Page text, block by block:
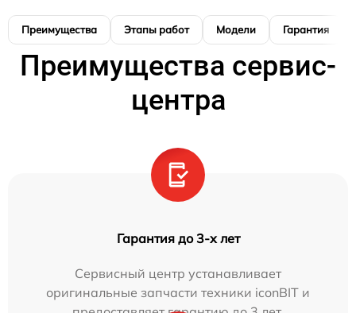
Преимущества Этапы работ Модели Гарантия
Преимущества сервис-
центра
Гарантия до 3-х лет
Сервисный центр устанавливает
оригинальные запчасти техники iconBIT и